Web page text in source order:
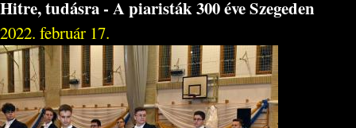
Hitre, tudásra - A piaristák 300 éve Szegeden
2022. február 17.